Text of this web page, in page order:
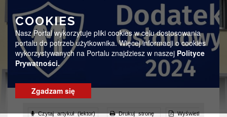
COOKIES
Nasz Portal wykorzytuje pliki cookies w celu dostosowania
portalu do potrzeb użytkownika. Więcej informacji o cookies
wykorzystywanych na Portalu znajdziesz w naszej Polityce
Prywatności.
Zgadzam się
Czytaj artykuł (lektor) Drukuj stronę Wyświetl